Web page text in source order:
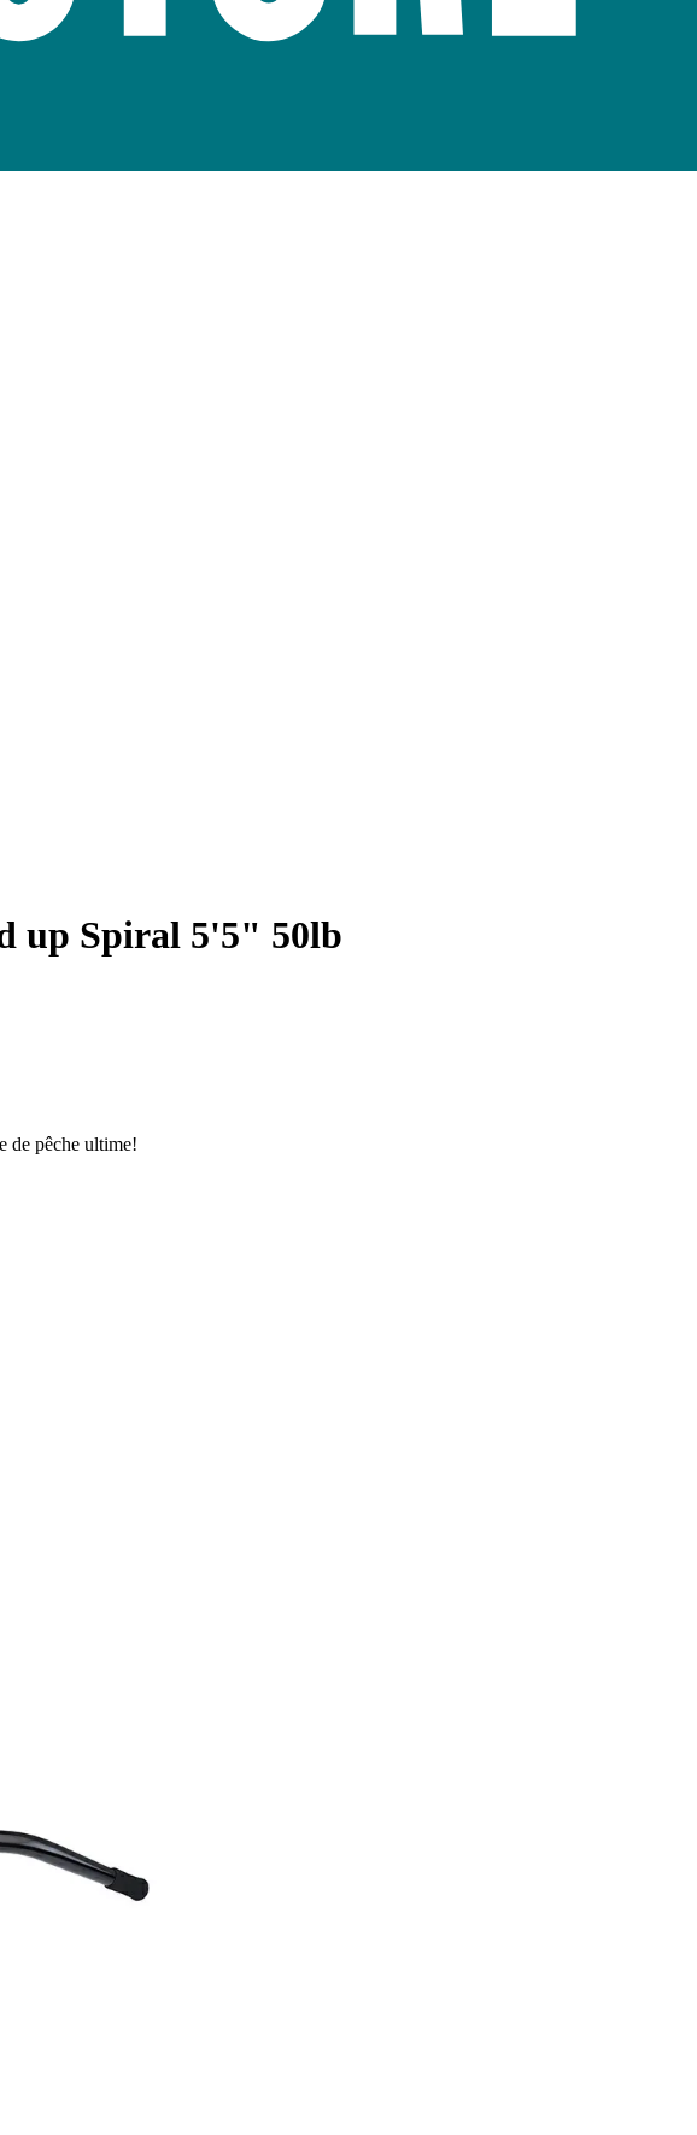
up Spiral 5'5" 50lb
de pêche ultime!